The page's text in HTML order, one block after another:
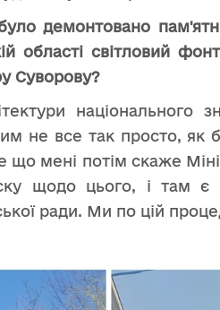
демонтовано
області світловий
Суворову?
національного
не все так просто,
мені потім скаже
щодо цього, і там
ради. Ми по цій